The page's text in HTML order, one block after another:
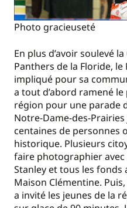
Photo gracieuseté
En plus d’avoir soulevé
Panthers de la Floride,
impliqué pour sa
a tout d’abord ramené
région pour une parade
Notre-Dame-des-Prairies
centaines de personnes
historique. Plusieurs
faire photographier avec
Stanley et tous les fonds
Maison Clémentine.
a invité les jeunes de la